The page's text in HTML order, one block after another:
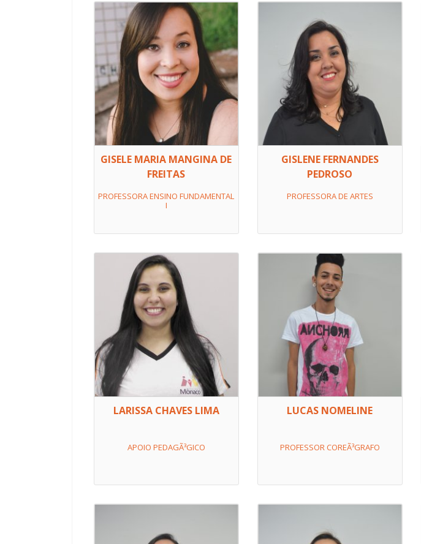
GISELE MARIA MANGINA DE
FREITAS
PROFESSORA ENSINO FUNDAMENTAL
I
GISLENE FERNANDES
PEDROSO
PROFESSORA DE ARTES
LARISSA CHAVES LIMA
APOIO PEDAGÃ³GICO
LUCAS NOMELINE
PROFESSOR COREÃ³GRAFO